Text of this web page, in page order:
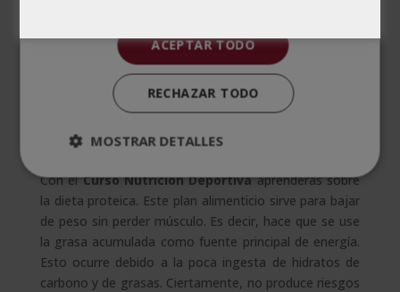
Con elCursoNutrición Deportivaaprenderás sobre
la dieta proteica. Este plan alimenticio sirve para bajar
de peso sin perder músculo. Es decir, hace que se use
la grasa acumulada como fuente principal de energía.
Esto ocurre debido a la poca ingesta de hidratos de
carbono y de grasas. Ciertamente, no produce riesgos
ACEPTAR TODO
RECHAZAR TODO
MOSTRAR DETALLES